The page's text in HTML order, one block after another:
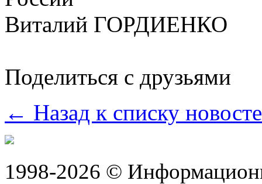
Виталий ГОРДИЕНКО
Поделиться с друзьями
← Назад к списку
1998-2026 ©